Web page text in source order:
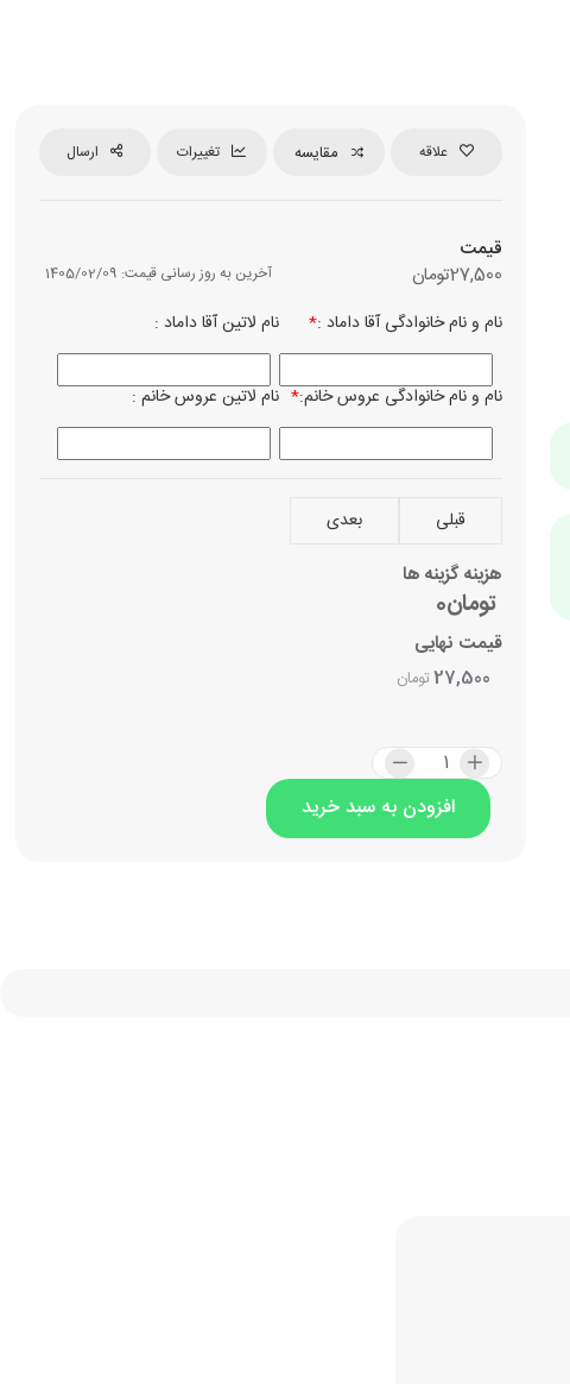
علاقه مقایسه تغییرات ارسال
قیمت
تومان27,500 آخرین به روز رسانی قیمت: 1405/02/09
*نام و نام خانوادگی آقا داماد : نام لاتین آقا داماد :
*نام و نام خانوادگی عروس خانم: نام لاتین عروس خانم :
قبلی بعدی
هزینه گزینه ها
تومان0
قیمت نهایی
تومان27,500
افزودن به سبد خرید